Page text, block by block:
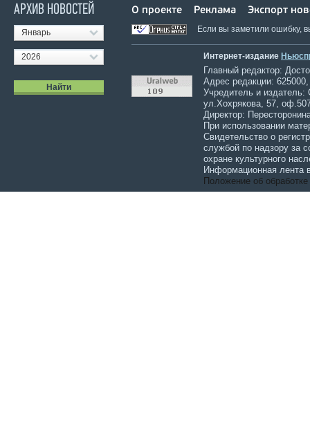
АРХИВ НОВОСТЕЙ
Январь
2026
О проекте Реклама Экспорт
Если вы заметили ошибку,
Интернет-издание
Главный редактор:
Адрес редакции:
Учредитель и
ул.Хохрякова, 57,
Директор:
При использовании
Свидетельство о
службой по надзору за
охране культурного
Информационная лента
Положение об